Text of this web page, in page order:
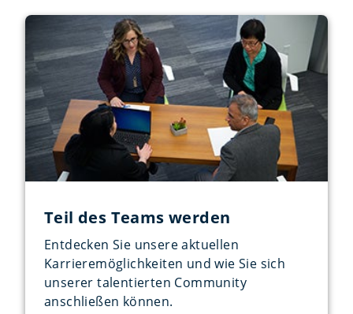
Teil des Teams werden
Entdecken Sie unsere aktuellen
Karrieremöglichkeiten und wie Sie sich
unserer talentierten Community
anschließen können.